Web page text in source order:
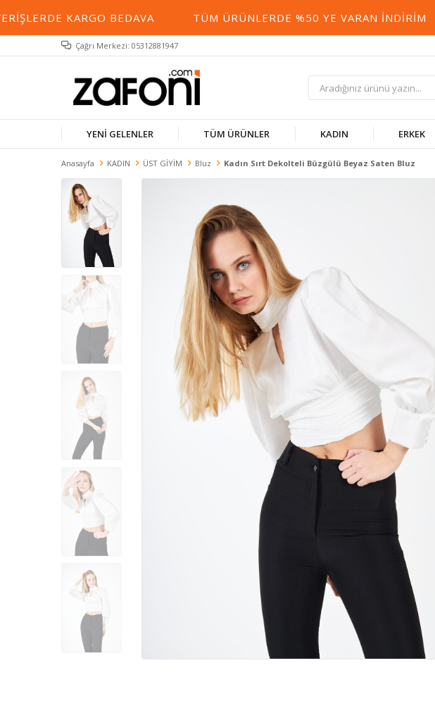
KARGO BEDAVA TÜM ÜRÜNLERDE %50 YE VARAN İNDIRIM
Çağrı Merkezi: 05312881947
YENİ GELENLER TÜM ÜRÜNLER KADIN ERKEK
Anasayfa KADIN ÜST GİYİM Bluz Kadın Sırt Dekolteli Büzgülü Beyaz Saten Bluz